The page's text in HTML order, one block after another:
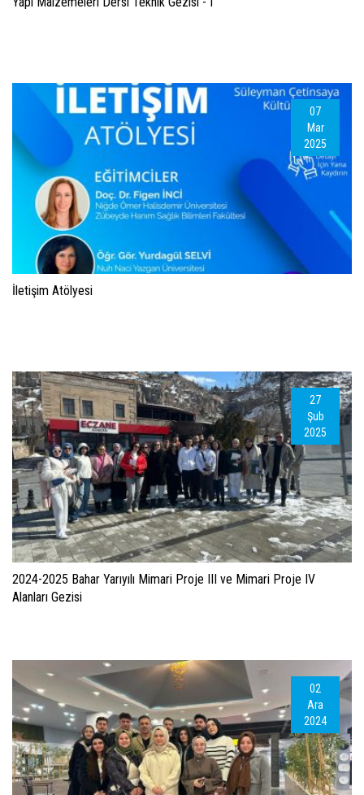
07
Mar
2025
İletişim Atölyesi
27
Şub
2025
2024-2025 Bahar Yarıyılı Mimari Proje III ve Mimari Proje IV
Alanları Gezisi
02
Ara
2024